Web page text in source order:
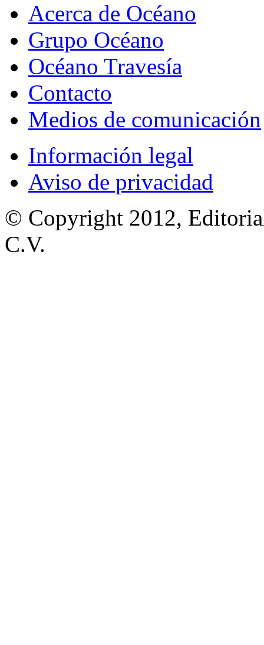
Acerca de Océano
Grupo Océano
Océano Travesía
Contacto
Medios de comunicación
Información legal
Aviso de privacidad
© Copyright 2012,
C.V.